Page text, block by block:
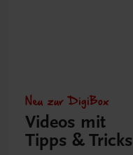
Neu zur DigiBox
Videos mit
Tipps & Tricks